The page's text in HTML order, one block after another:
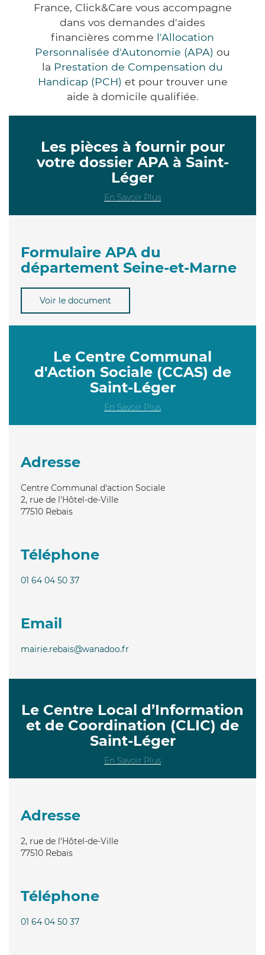
France, Click&Care vous accompagne
dans vos demandes d'aides
financières comme l'Allocation
Personnalisée d'Autonomie (APA) ou
la Prestation de Compensation du
Handicap (PCH) et pour trouver une
aide à domicile qualifiée.
Les pièces à fournir pour
votre dossier APA à Saint-
Léger
En Savoir Plus
Formulaire APA du
département Seine-et-Marne
Voir le document
Le Centre Communal
d'Action Sociale (CCAS) de
Saint-Léger
En Savoir Plus
Adresse
Centre Communal d'action Sociale
2, rue de l'Hôtel-de-Ville
77510 Rebais
Téléphone
01 64 04 50 37
Email
mairie.rebais@wanadoo.fr
Le Centre Local d’Information
et de Coordination (CLIC) de
Saint-Léger
En Savoir Plus
Adresse
2, rue de l'Hôtel-de-Ville
77510 Rebais
Téléphone
01 64 04 50 37